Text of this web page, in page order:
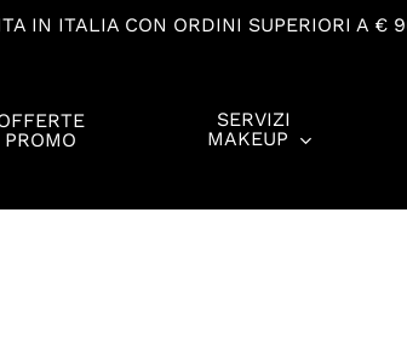
IN ITALIA CON ORDINI SUPERIORI A €
PROMO
SERVIZI
MAKEUP